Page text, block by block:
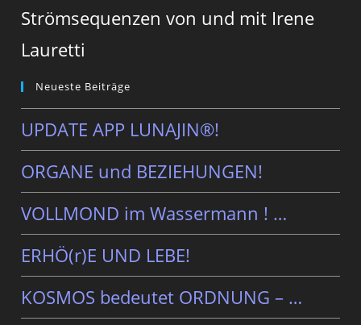
Strömsequenzen von und mit Irene
Lauretti
Neueste Beiträge
UPDATE APP LUNAJIN®!
ORGANE und BEZIEHUNGEN!
VOLLMOND im Wassermann ! …
ERHÖ(r)E UND LEBE!
KOSMOS bedeutet ORDNUNG – …